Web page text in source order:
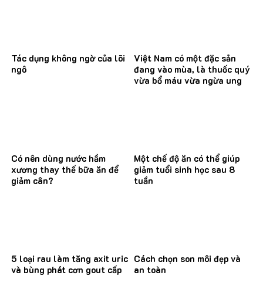
Tác dụng không ngờ của lõi
ngô
Việt Nam có một đặc sản
đang vào mùa, là thuốc quý
vừa bổ máu vừa ngừa ung
Có nên dùng nước hầm
xương thay thế bữa ăn để
giảm cân?
Một chế độ ăn có thể giúp
giảm tuổi sinh học sau 8
tuần
5 loại rau làm tăng axit uric
và bùng phát cơn gout cấp
Cách chọn son môi đẹp và
an toàn